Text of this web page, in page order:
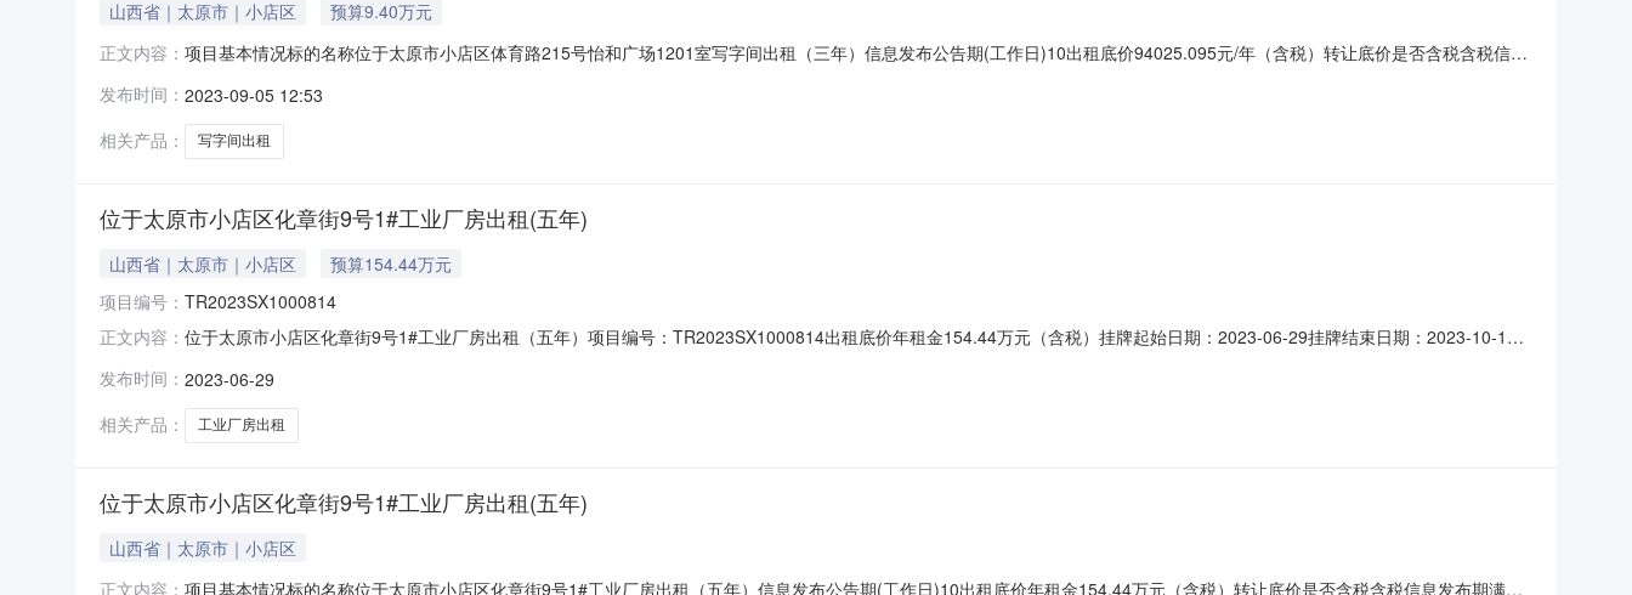
山西省｜太原市｜小店区
预算9.40万元
正文内容： 项目基本情况标的名称位于太原市小店区体育路215号怡和广场1201室写字间出租（三年）信息发布公告期(工作日)10出租底价94025.095元/年（含税）转让底价是否含税含税信息
出租标的土地证号:出租房屋使用现状:出租标的建筑面积:出租标的目前用途:出租标的装修水平及附属设施:拟征集承租方个数:拟出租面积:租赁期:起租日:租金支付要求:租金调整方式:
押金支
发布时间： 2023-09-05 12:53
相关产品：
写字间出租
位于太原市小店区化章街9号1#工业厂房出租(五年)
山西省｜太原市｜小店区
预算154.44万元
项目编号： TR2023SX1000814
正文内容： 位于太原市小店区化章街9号1#工业厂房出租（五年）项目编号：TR2023SX1000814出租底价年租金154.44万元（含税）挂牌起始日期：2023-06-29挂牌结束日期：2023-10-17
本情况标的名称位于太原市小店区化章街9号1#工业厂房出租（五年）信息发布公告期(工作日)10出租底价年租金154.44万元（含税）转让底价是否含税
发布时间： 2023-06-29
相关产品：
工业厂房出租
位于太原市小店区化章街9号1#工业厂房出租(五年)
山西省｜太原市｜小店区
正文内容： 项目基本情况标的名称位于太原市小店区化章街9号1#工业厂房出租（五年）信息发布公告期(工作日)10出租底价年租金154.44万元（含税）转让底价是否含税含税信息发布期满